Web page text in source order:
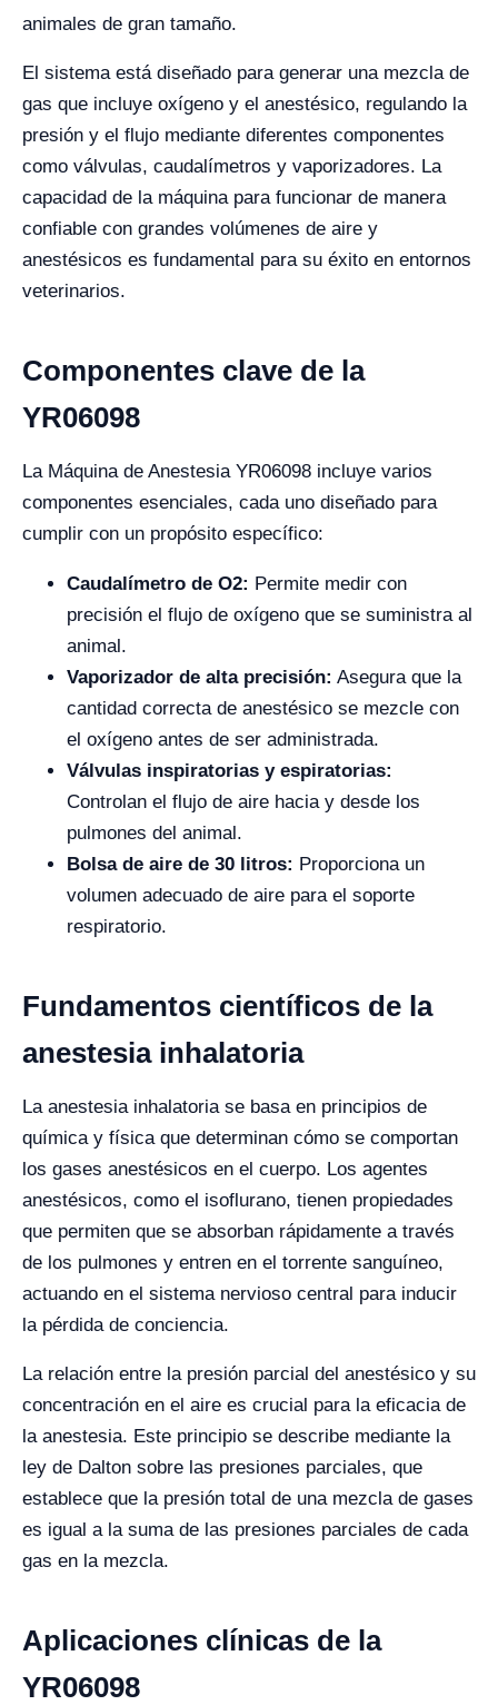
animales de gran tamaño.
El sistema está diseñado para generar una mezcla de
gas que incluye oxígeno y el anestésico, regulando la
presión y el flujo mediante diferentes componentes
como válvulas, caudalímetros y vaporizadores. La
capacidad de la máquina para funcionar de manera
confiable con grandes volúmenes de aire y
anestésicos es fundamental para su éxito en entornos
veterinarios.
Componentes clave de la
YR06098
La Máquina de Anestesia YR06098 incluye varios
componentes esenciales, cada uno diseñado para
cumplir con un propósito específico:
Caudalímetro de O2: Permite medir con
precisión el flujo de oxígeno que se suministra al
animal.
Vaporizador de alta precisión: Asegura que la
cantidad correcta de anestésico se mezcle con
el oxígeno antes de ser administrada.
Válvulas inspiratorias y espiratorias:
Controlan el flujo de aire hacia y desde los
pulmones del animal.
Bolsa de aire de 30 litros: Proporciona un
volumen adecuado de aire para el soporte
respiratorio.
Fundamentos científicos de la
anestesia inhalatoria
La anestesia inhalatoria se basa en principios de
química y física que determinan cómo se comportan
los gases anestésicos en el cuerpo. Los agentes
anestésicos, como el isoflurano, tienen propiedades
que permiten que se absorban rápidamente a través
de los pulmones y entren en el torrente sanguíneo,
actuando en el sistema nervioso central para inducir
la pérdida de conciencia.
La relación entre la presión parcial del anestésico y su
concentración en el aire es crucial para la eficacia de
la anestesia. Este principio se describe mediante la
ley de Dalton sobre las presiones parciales, que
establece que la presión total de una mezcla de gases
es igual a la suma de las presiones parciales de cada
gas en la mezcla.
Aplicaciones clínicas de la
YR06098